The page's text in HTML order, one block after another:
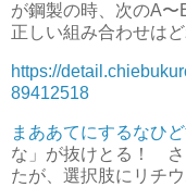
が鋼製の時、次のA
正しい組み合わせはど
https://
89412518
まああてにするなひ
な」が抜けとる！ さ
たが、選択肢にリチ